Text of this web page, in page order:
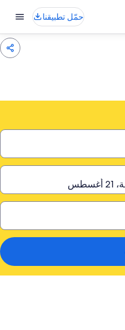
حمّل تطبيقنا